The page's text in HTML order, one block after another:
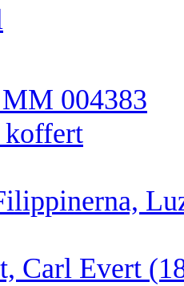
MM 004383
koffert
Carl Evert